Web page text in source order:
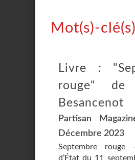
Mot(s)-
Livre :
rouge" de
Besancenot
Partisan
Décembre 2023
Septembre
d’État du 11